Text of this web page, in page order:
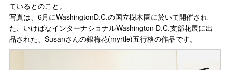
ているとのこと。
写真は、6月にWashingtonD.C.の国立樹木園に於いて開催され
た、いけばなインターナショナルWashington D.C.支部花展に出
品された、Susanさんの銀梅花(myrtle)五行格の作品です。